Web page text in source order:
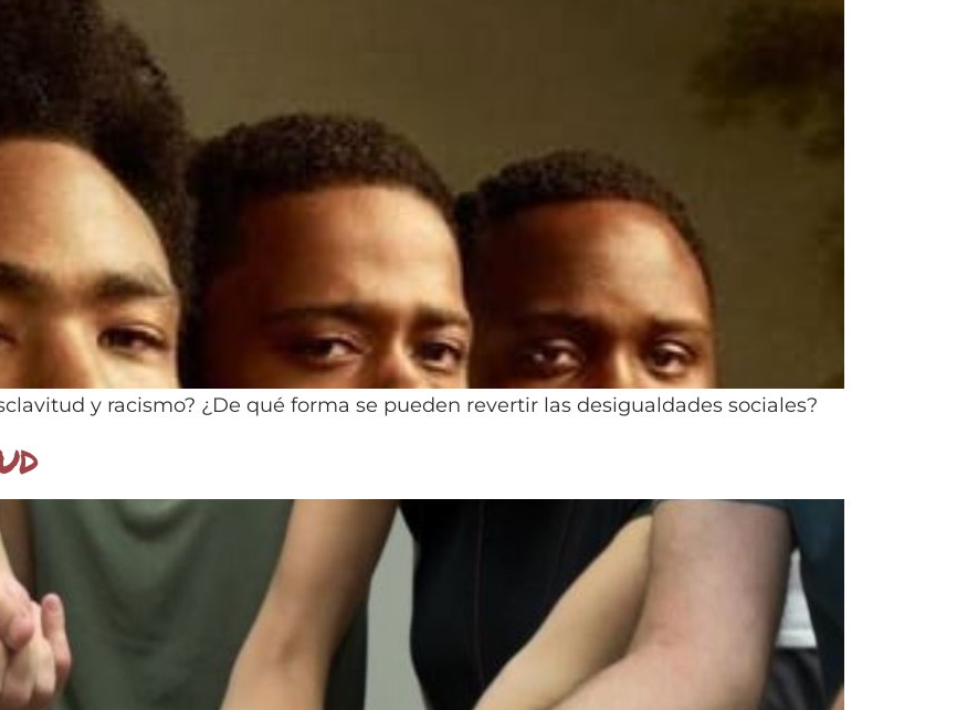
y racismo? ¿De qué forma se pueden revertir las desigualdades sociales?